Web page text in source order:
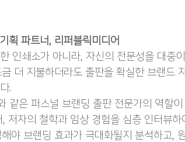
획 파트너, 리퍼블릭미디어
인쇄소가 아니라, 자신의 전문성을 대중
더 지불하더라도 출판을 확실한 브랜드
.
같은 퍼스널 브랜딩 출판 전문가의 역할
저자의 철학과 임상 경험을 심층 인터뷰
야 브랜딩 효과가 극대화될지 분석하고,